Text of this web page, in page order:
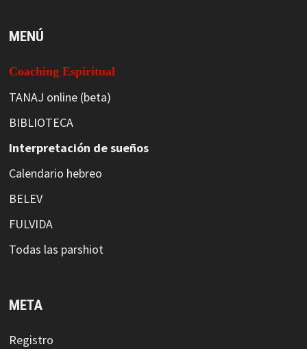
MENÚ
Coaching Espiritual
TANAJ online (beta)
BIBLIOTECA
Interpretación de sueños
Calendario hebreo
BELEV
FULVIDA
Todas las parshiot
META
Registro